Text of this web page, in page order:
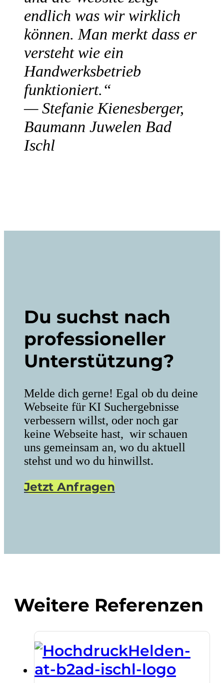
endlich was wir wirklich
können. Man merkt dass er
versteht wie ein
Handwerksbetrieb
funktioniert.“
— Stefanie Kienesberger,
Baumann Juwelen Bad
Ischl
Du suchst nach
professioneller
Unterstützung?
Melde dich gerne! Egal ob du deine
Webseite für KI Suchergebnisse
verbessern willst, oder noch gar
keine Webseite hast, wir schauen
uns gemeinsam an, wo du aktuell
stehst und wo du hinwillst.
Jetzt Anfragen
Weitere Referenzen